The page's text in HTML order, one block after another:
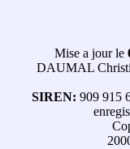
Mise a jour le
DAUMAL
SIREN: 909 915